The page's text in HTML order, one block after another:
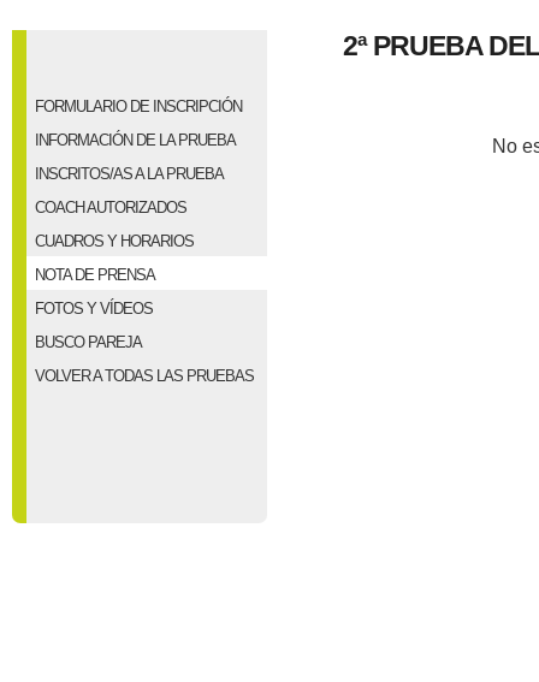
FORMULARIO DE INSCRIPCIÓN
INFORMACIÓN DE LA PRUEBA
INSCRITOS/AS A LA PRUEBA
COACH AUTORIZADOS
CUADROS Y HORARIOS
NOTA DE PRENSA
FOTOS Y VÍDEOS
BUSCO PAREJA
VOLVER A TODAS LAS PRUEBAS
2ª PRUEBA
No